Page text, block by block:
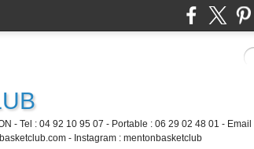
- Tel : 04 92 10 95 07 - Portable : 06 29 02 48 01 -
- Instagram : mentonbasketclub